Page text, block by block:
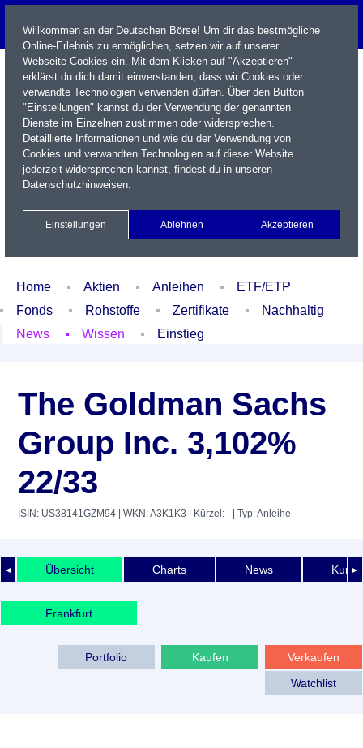
Name / WKN / ISIN / Kürzel
Xetra Realtime
Watchlist Portfolio Login
Home Aktien Anleihen
ETF/ETP
Fonds
Rohstoffe Zertifikate
Nachhaltig
News
Wissen Einstieg
The Goldman Sachs
Group Inc. 3,102%
22/33
ISIN: US38141GZM94 | WKN: A3K1K3 | Kürzel: - | Typ: Anleihe
◄ ►
Übersicht Charts News
Frankfurt
Verkaufen
Kaufen
Portfolio
Watchlist
Willkommen an der Deutschen Börse! Um dir das bestmögliche
Online-Erlebnis zu ermöglichen, setzen wir auf unserer
Webseite Cookies ein. Mit dem Klicken auf "Akzeptieren"
erklärst du dich damit einverstanden, dass wir Cookies oder
verwandte Technologien verwenden dürfen. Über den Button
"Einstellungen" kannst du der Verwendung der genannten
Dienste im Einzelnen zustimmen oder widersprechen.
Detaillierte Informationen und wie du der Verwendung von
Cookies und verwandten Technologien auf dieser Website
jederzeit widersprechen kannst, findest du in unseren
Datenschutzhinweisen.
Einstellungen Ablehnen Akzeptieren